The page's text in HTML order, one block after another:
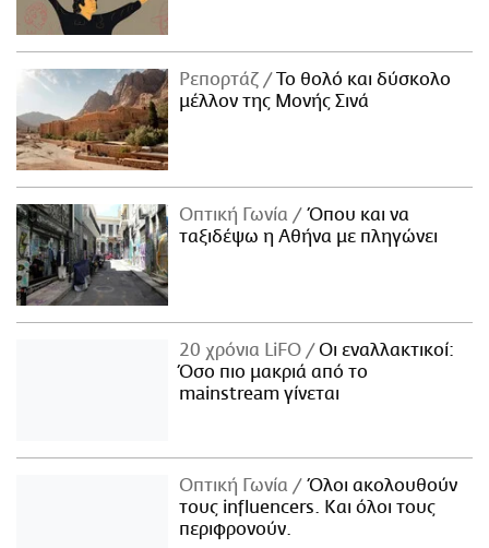
Ρεπορτάζ
Το θολό και δύσκολο
μέλλον της Μονής Σινά
Οπτική Γωνία
Όπου και να
ταξιδέψω η Αθήνα με πληγώνει
20 χρόνια LiFO
Οι εναλλακτικοί:
Όσο πιο μακριά από το
mainstream γίνεται
Οπτική Γωνία
Όλοι ακολουθούν
τους influencers. Και όλοι τους
περιφρονούν.